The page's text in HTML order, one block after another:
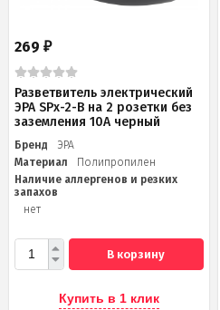
269 ₽
Разветвитель электрический
ЭРА SPx-2-B на 2 розетки без
заземления 10А черный
Бренд
ЭРА
Материал
Полипропилен
Наличие аллергенов и резких
запахов
нет
В корзину
Купить в 1 клик